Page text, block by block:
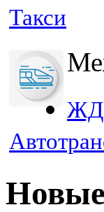
Такси
ЖД